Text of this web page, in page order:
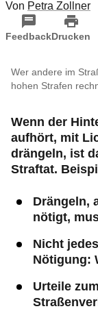
Von Petra Zollner
FeedbackDrucken
Wer andere im
hohen Strafen
Wenn der
aufhört, mit
drängeln, ist
Straftat.
Drängeln,
nötigt,
Nicht
Nötigung:
Urteile